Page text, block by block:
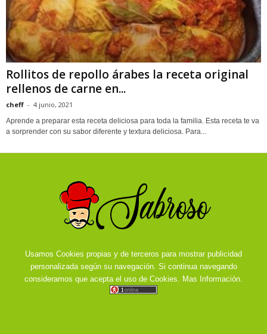
Rollitos de repollo árabes la receta original
rellenos de carne en...
cheff - 4 junio, 2021
Aprende a preparar esta receta deliciosa para toda la familia. Esta receta te va
a sorprender con su sabor diferente y textura deliciosa. Para...
Usamos Cookies propias y de terceros para mostrar publicidad
personalizada según su navegación. Si continua navegando
consideramos que acepta el uso de Cookies.
Mas Información.